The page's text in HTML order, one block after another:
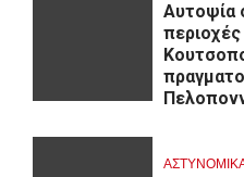
Αυτοψία